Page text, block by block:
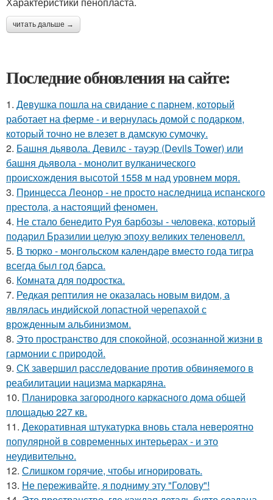
читать дальше →
Последние обновления на сайте:
1. Девушка пошла на свидание с парнем, который
работает на ферме - и вернулась домой с подарком,
который точно не влезет в дамскую сумочку.
2. Башня дьявола. Девилс - тауэр (Devils Tower) или
башня дьявола - монолит вулканического
происхождения высотой 1558 м над уровнем моря.
3. Принцесса Леонор - не просто наследница испанского
престола, а настоящий феномен.
4. Не стало бенедито Руя барбозы - человека, который
подарил Бразилии целую эпоху великих теленовелл.
5. В тюрко - монгольском календаре вместо года тигра
всегда был год барса.
6. Комната для подростка.
7. Редкая рептилия не оказалась новым видом, а
являлась индийской лопастной черепахой с
врожденным альбинизмом.
8. Это пространство для спокойной, осознанной жизни в
гармонии с природой.
9. СК завершил расследование против обвиняемого в
реабилитации нацизма маркаряна.
10. Планировка загородного каркасного дома общей
площадью 227 кв.
11. Декоративная штукатурка вновь стала невероятно
популярной в современных интерьерах - и это
неудивительно.
12. Слишком горячие, чтобы игнорировать.
13. Не переживайте, я подниму эту "Голову"!